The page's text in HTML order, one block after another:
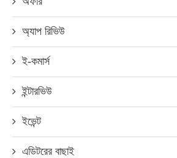
অ্যাপ রিভিউ
ই-কমার্স
ইন্টারভিউ
ইভেন্ট
এডিটরের বাছাই